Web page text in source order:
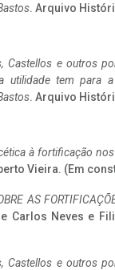
. Arquivo
Castellos e outros
utilidade tem para
. Arquivo
à fortificação
Vieira. (Em
AS
Carlos Neves e
Castellos e outros